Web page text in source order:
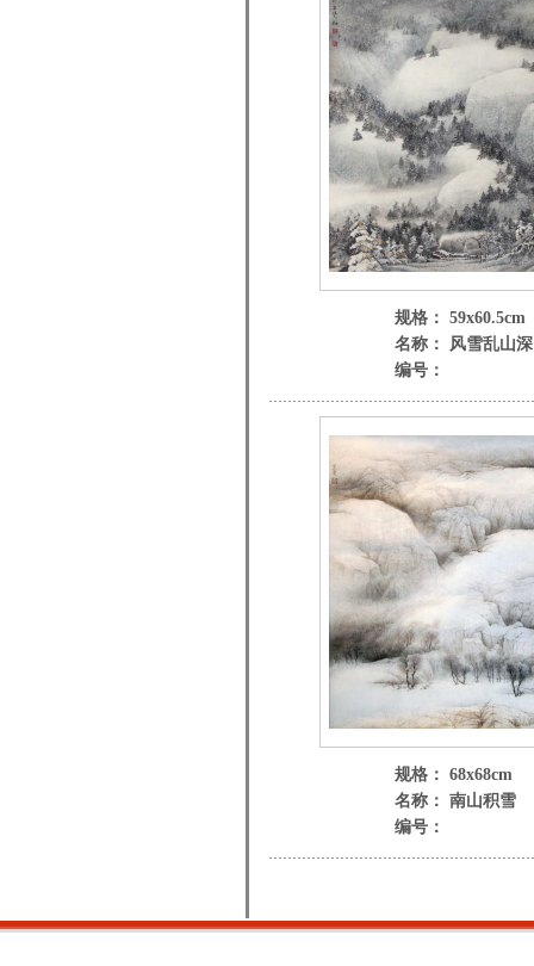
规格： 59x60.5cm
名称： 风雪乱山深
编号：
规格： 68x68cm
名称： 南山积雪
编号：